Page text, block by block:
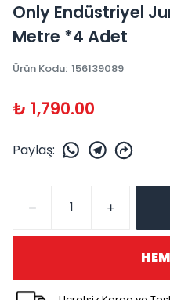
Only Endüstriyel
Metre *4 Adet
Ürün Kodu: 156139089
₺ 1,790.00
Paylaş: